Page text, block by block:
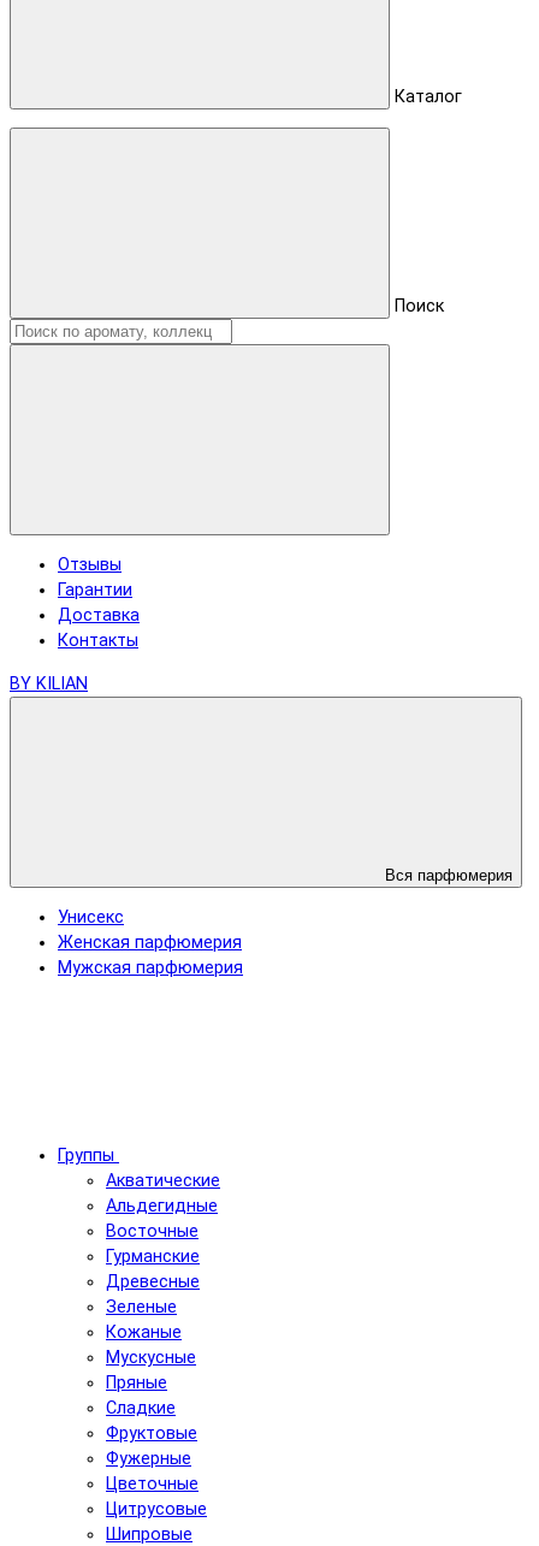
Каталог
Поиск
Отзывы
Гарантии
Доставка
Контакты
BY KILIAN
Вся парфюмерия
Унисекс
Женская парфюмерия
Мужская парфюмерия
Группы
Акватические
Альдегидные
Восточные
Гурманские
Древесные
Зеленые
Кожаные
Мускусные
Пряные
Сладкие
Фруктовые
Фужерные
Цветочные
Цитрусовые
Шипровые